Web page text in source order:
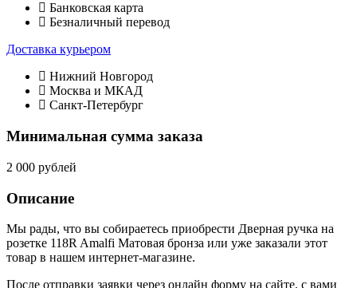
Банковская карта
Безналичный перевод
Доставка курьером
Нижний Новгород
Москва и МКАД
Санкт-Петербург
Минимальная сумма заказа
2 000 рублей
Описание
Мы рады, что вы собираетесь приобрести Дверная ручка на
розетке 118R Amalfi Матовая бронза или уже заказали этот
товар в нашем интернет-магазине.
После отправки заявки через онлайн форму на сайте, с вами